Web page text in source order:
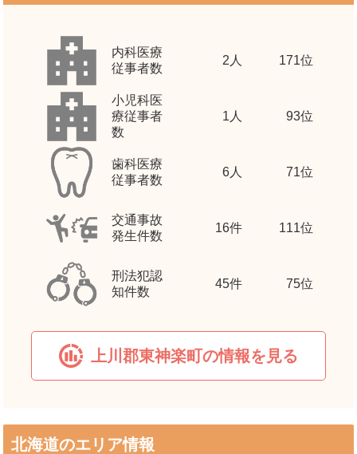
内科医療
従事者数
2 人 171位
小児科医
療従事者
数
1 人 93位
歯科医療
従事者数
6人 71位
交通事故
発生件数
16件 111位
刑法犯認
知件数
45件 75位
上川郡東神楽町の情報を見る
北海道のエリア情報